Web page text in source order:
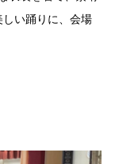
い踊りに、会場